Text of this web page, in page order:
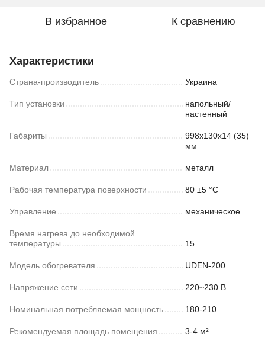
В избранное К сравнению
Характеристики
Страна-производитель Украина
Тип установки
напольный/
настенный
Габариты
998х130х14 (35)
мм
Материал металл
Рабочая температура поверхности 80 ±5 °С
Управление механическое
Время нагрева до необходимой
температуры
15
Модель обогревателя UDEN-200
Напряжение сети 220~230 В
Номинальная потребляемая мощность 180-210
Рекомендуемая площадь помещения 3-4 м²